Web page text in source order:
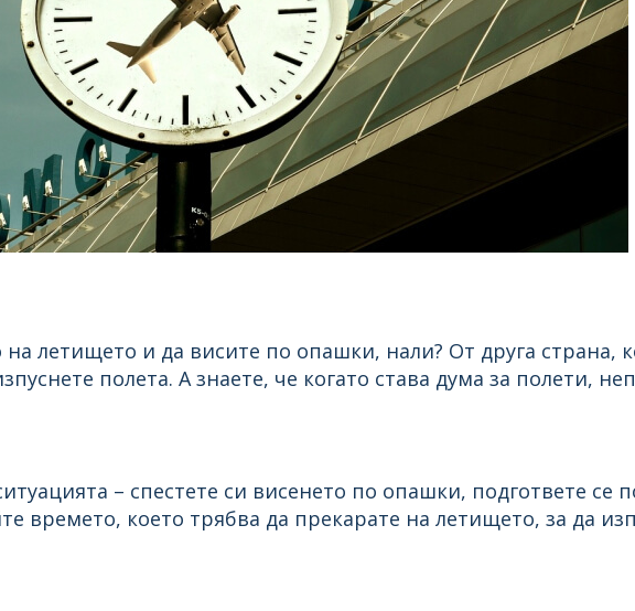
летището и да висите по опашки, нали? От друга страна,
полета. А знаете, че когато става дума за полети,
– спестете си висенето по опашки, подгответе се
времето, което трябва да прекарате на летището, за да